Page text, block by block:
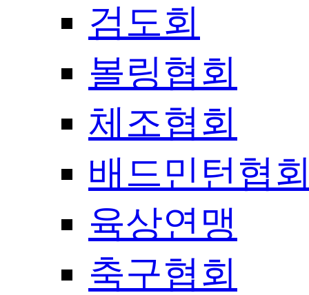
검도회
볼링협회
체조협회
배드민턴협
육상연맹
축구협회